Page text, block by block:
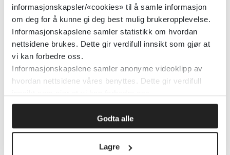
informasjonskapsler/«cookies» til å samle informasjon
om deg for å kunne gi deg best mulig brukeropplevelse.
Informasjonskapslene samler statistikk om hvordan
nettsidene brukes. Dette gir verdifull innsikt som gjør at
vi kan forbedre oss.
Informasjonskapslene samler anonyme videoklipp av
hvordan nettsidene våres benyttes. Dette gir verdifull
Godta alle
Lagre
Informasjon om hiv-legemidler
Informasjon om
helsestasjonstilbudet
Helsenorge.no